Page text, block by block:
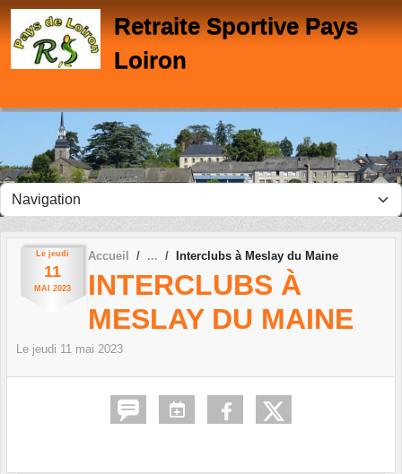
Retraite Sportive Pays
Loiron
Le jeudi
11
MAI 2023
Accueil Interclubs à Meslay du Maine
INTERCLUBS À
MESLAY DU MAINE
Le jeudi 11 mai 2023
Panneau de gestion des cookies